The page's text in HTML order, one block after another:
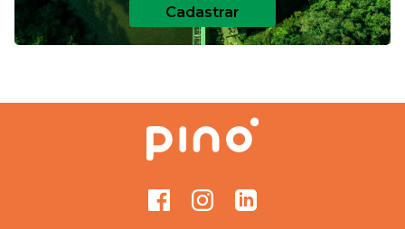
Cadastrar
FacebookInstagramGitHub